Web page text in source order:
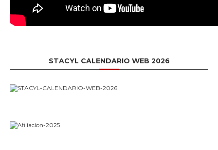
STACYL CALENDARIO WEB 2026